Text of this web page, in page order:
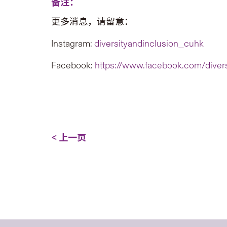
备注：
更多消息，请留意：
Instagram: diversityandinclusion_cuhk
Facebook: https://www.facebook.com/
< 上一页